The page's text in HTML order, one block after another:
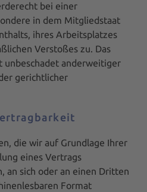
bei einer
in dem Mitgliedstaat
ihres Arbeitsplatzes
Verstoßes zu. Das
unbeschadet anderweitiger
gerichtlicher
die wir auf Grundlage Ihrer
eines Vertrags
an sich oder an einen Dritten
Format